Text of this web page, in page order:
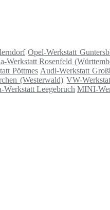
Opel-Werkstatt
Werkstatt Rosenfeld
Pöttmes Audi-Werkstatt
(Westerwald) VW-
Werkstatt Leegebruch MINI-